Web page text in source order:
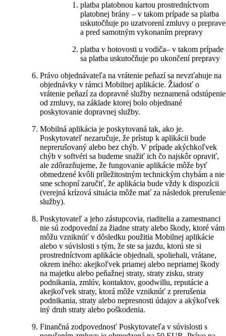
platba platobnou kartou prostredníctvom
platobnej brány – v takom prípade sa platba
uskutočňuje po uzatvorení zmluvy o preprave
a pred samotným vykonaním prepravy
platba v hotovosti u vodiča– v takom prípade
sa platba uskutočňuje po ukončení prepravy
Právo objednávateľa na vrátenie peňazí sa nevzťahuje na
objednávky v rámci Mobilnej aplikácie. Žiadosť o
vrátenie peňazí za dopravné služby neznamená odstúpenie
od zmluvy, na základe ktorej bolo objednané
poskytovanie dopravnej služby.
Mobilná aplikácia je poskytovaná tak, ako je.
Poskytovateľ nezaručuje, že prístup k aplikácii bude
neprerušovaný alebo bez chýb. V prípade akýchkoľvek
chýb v softvéri sa budeme snažiť ich čo najskôr opraviť,
ale zdôrazňujeme, že fungovanie aplikácie môže byť
obmedzené kvôli príležitostným technickým chybám a nie
sme schopní zaručiť, že aplikácia bude vždy k dispozícii
(verejná krízová situácia môže mať za následok prerušenie
služby).
Poskytovateľ a jeho zástupcovia, riaditelia a zamestnanci
nie sú zodpovední za žiadne straty alebo škody, ktoré vám
môžu vzniknúť v dôsledku použitia Mobilnej aplikácie
alebo v súvislosti s tým, že ste sa jazdu, ktorú ste si
prostredníctvom aplikácie objednali, spoliehali, vrátane,
okrem iného: akejkoľvek priamej alebo nepriamej škody
na majetku alebo peňažnej straty, straty zisku, straty
podnikania, zmlúv, kontaktov, goodwillu, reputácie a
akejkoľvek straty, ktorá môže vzniknúť z prerušenia
podnikania, straty alebo nepresnosti údajov a akýkoľvek
iný druh straty alebo poškodenia.
Finančná zodpovednosť Poskytovateľa v súvislosti s